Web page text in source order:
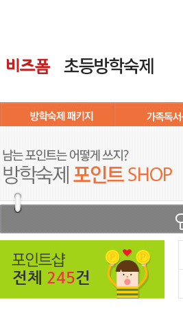
전체 245건